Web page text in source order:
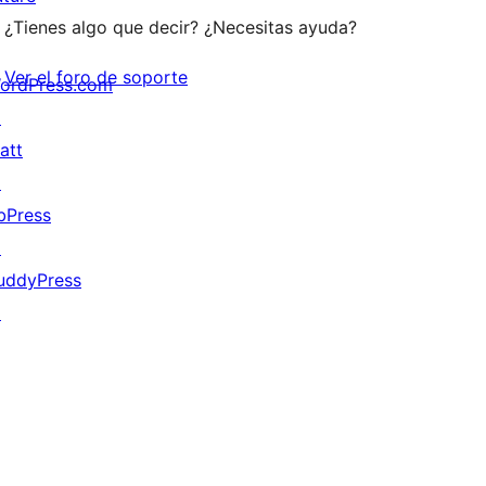
¿Tienes algo que decir? ¿Necesitas ayuda?
Ver el foro de soporte